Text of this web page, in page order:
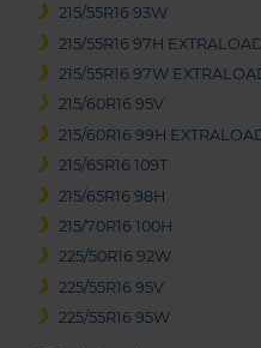
215/55R16 93W
215/55R16 97H
215/55R16 97W
215/60R16 95V
215/60R16 99H
215/65R16 109T
215/65R16 98H
215/70R16 100H
225/50R16 92W
225/55R16 95V
225/55R16 95W